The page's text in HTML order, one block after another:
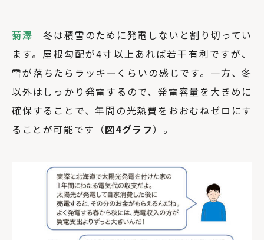
菊澤 冬は積雪のために発電しないと割り切ってい
ます。屋根勾配が4寸以上あれば若干有利ですが、
雪が落ちたらラッキーくらいの感じです。一方、冬
以外はしっかり発電するので、発電容量を大きめに
確保することで、年間の光熱費をおおむねゼロにす
ることが可能です（図4グラフ）。